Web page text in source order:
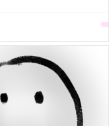
पसंदें "गृहस्थी के तवे" में जल कर